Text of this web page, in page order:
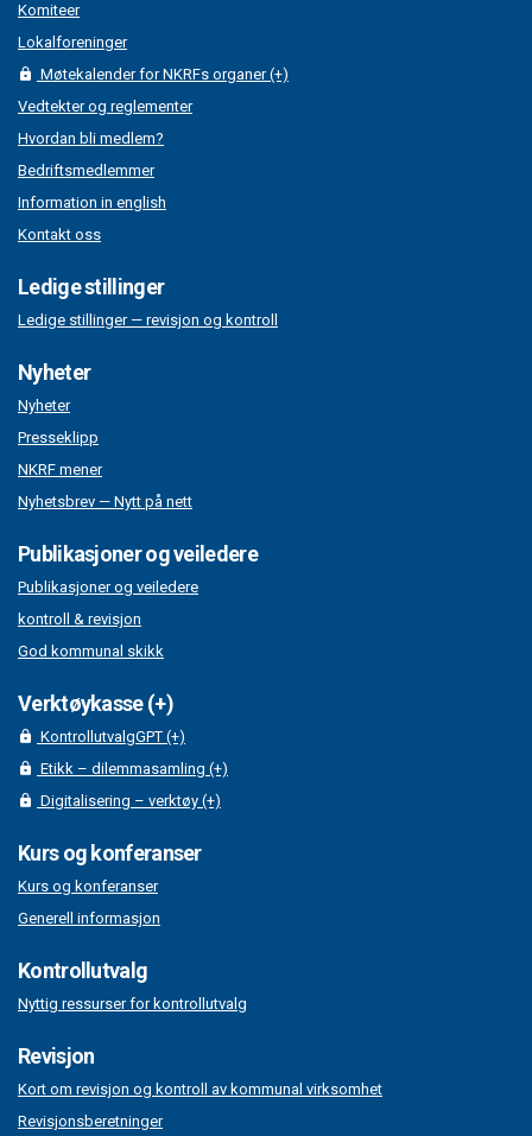
Komiteer
Lokalforeninger
Møtekalender for NKRFs organer (+)
Vedtekter og reglementer
Hvordan bli medlem?
Bedriftsmedlemmer
Information in english
Kontakt oss
Ledige stillinger
Ledige stillinger — revisjon og kontroll
Nyheter
Nyheter
Presseklipp
NKRF mener
Nyhetsbrev — Nytt på nett
Publikasjoner og veiledere
Publikasjoner og veiledere
kontroll & revisjon
God kommunal skikk
Verktøykasse (+)
KontrollutvalgGPT (+)
Etikk – dilemmasamling (+)
Digitalisering – verktøy (+)
Kurs og konferanser
Kurs og konferanser
Generell informasjon
Kontrollutvalg
Nyttig ressurser for kontrollutvalg
Revisjon
Kort om revisjon og kontroll av kommunal virksomhet
Revisjonsberetninger